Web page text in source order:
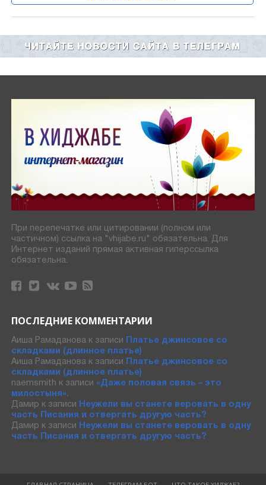
При перепечатке или цитировании (полном или
частичном) ссылка на "vhijabe.ru" обязательна. Для
Интернет изданий прямая активная гиперссылка
обязательна.
ПОСЛЕДНИЕ КОММЕНТАРИИ
Аиша Рамадановак записи Платье джинсовое со
складками (длинное платье)
Аиша Рамадановак записи Платье джинсовое со
складками (длинное платье)
naemsmith к записи «Даже половая связь – это
милостыня».
Дамир к записи Неужели вы станете веровать в одну
часть Писания и отвергать другую часть?
Дамир к записи Неужели вы станете веровать в одну
часть Писания и отвергать другую часть?